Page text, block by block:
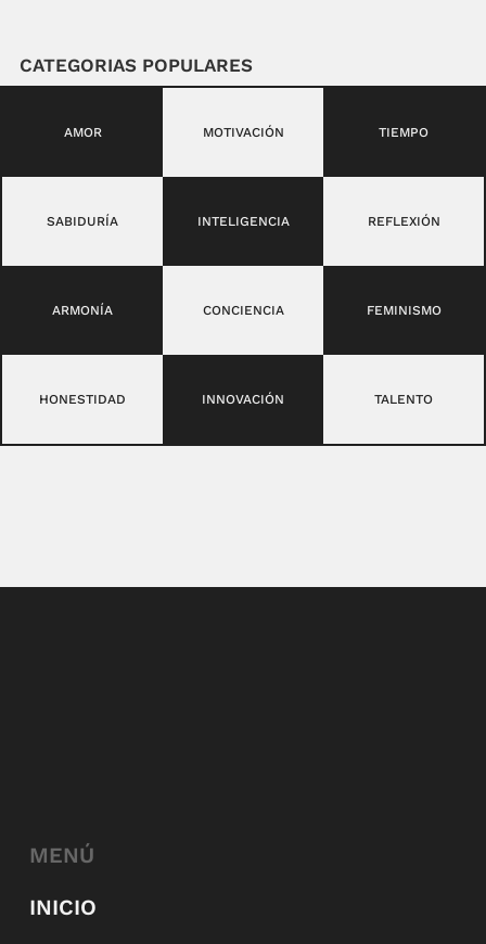
CATEGORIAS POPULARES
AMOR MOTIVACIÓN TIEMPO
SABIDURÍA INTELIGENCIA REFLEXIÓN
ARMONÍA CONCIENCIA FEMINISMO
HONESTIDAD INNOVACIÓN TALENTO
MENÚ
INICIO